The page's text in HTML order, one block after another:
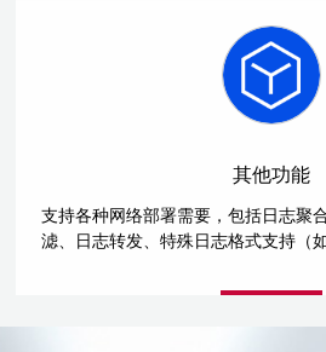
其他功能
支持各种网络部署需要，包括日志聚
滤、日志转发、特殊日志格式支持（